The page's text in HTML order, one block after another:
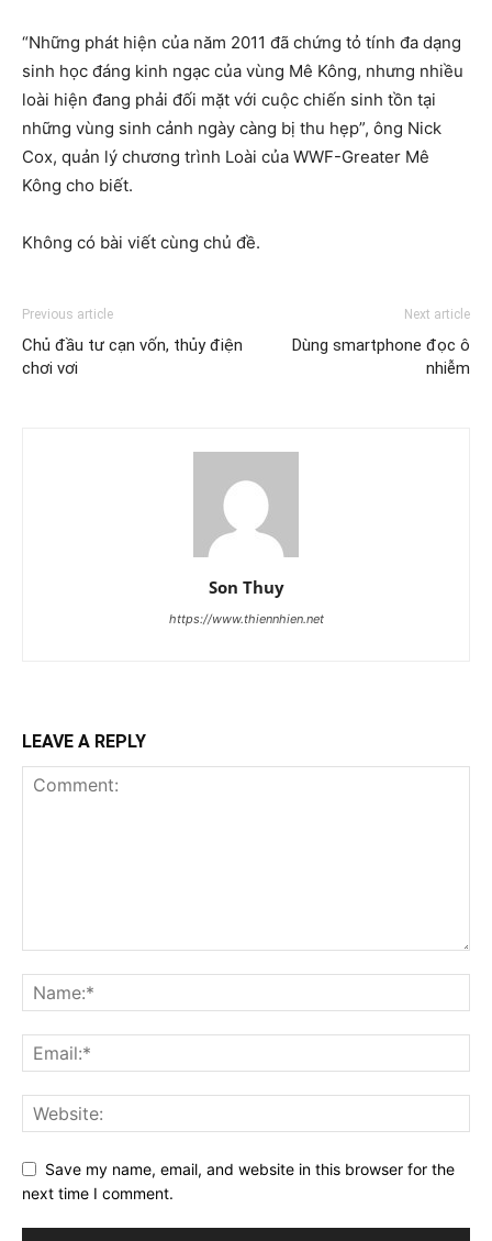
“Những phát hiện của năm 2011 đã chứng tỏ tính đa dạng
sinh học đáng kinh ngạc của vùng Mê Kông, nhưng nhiều
loài hiện đang phải đối mặt với cuộc chiến sinh tồn tại
những vùng sinh cảnh ngày càng bị thu hẹp”, ông Nick
Cox, quản lý chương trình Loài của WWF-Greater Mê
Kông cho biết.
Không có bài viết cùng chủ đề.
Previous article
Chủ đầu tư cạn vốn, thủy điện
chơi vơi
Next article
Dùng smartphone đọc ô
nhiễm
Son Thuy
https://www.thiennhien.net
LEAVE A REPLY
Save my name, email, and website in this browser for the
next time I comment.